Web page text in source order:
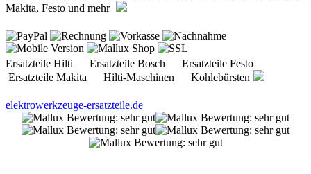
Makita, Festo und mehr
Ersatzteile Hilti Ersatzteile Bosch Ersatzteile Festo
Ersatzteile Makita Hilti-Maschinen Kohlebürsten
elektrowerkzeuge-ersatzteile.de